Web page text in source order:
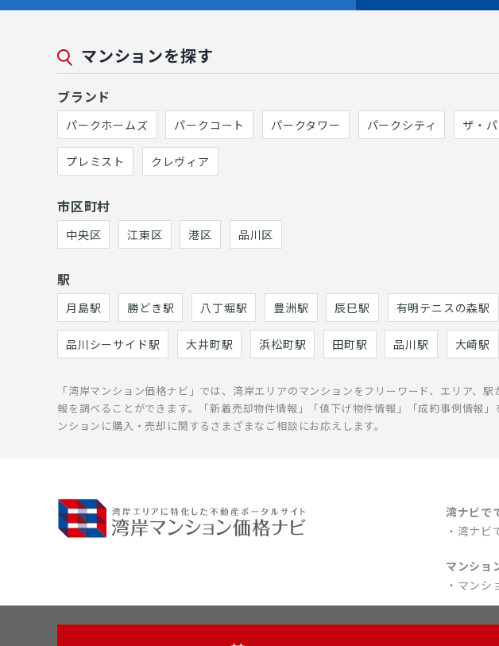
マンションを探す
ブランド
パークホームズ パークコート パークタワー パークシティ ザ・
プレミスト クレヴィア
市区町村
中央区 江東区 港区 品川区
駅
月島駅 勝どき駅 八丁堀駅 豊洲駅 辰巳駅 有明テニスの森駅
品川シーサイド駅 大井町駅 浜松町駅 田町駅 品川駅 大崎駅
「湾岸マンション価格ナビ」では、湾岸エリアのマンションをフリーワード、エリア
報を調べることができます。「新着売却物件情報」「値下げ物件情報」「成約事例情報
ンションに購入・売却に関するさまざまなご相談にお応えします。
湾ナビで
湾ナビ
マンショ
マンシ